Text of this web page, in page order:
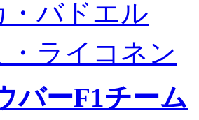
・バドエル
・ライコネン
バーF1チーム